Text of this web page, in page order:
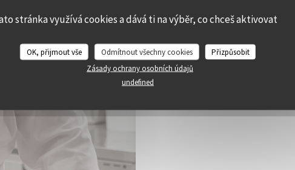
stránka využívá cookies a dává ti na výběr, co chceš aktivovat
OK, přijmout vše Odmítnout všechny cookies
Přizpůsobit
Zásady ochrany osobních údajů
undefined